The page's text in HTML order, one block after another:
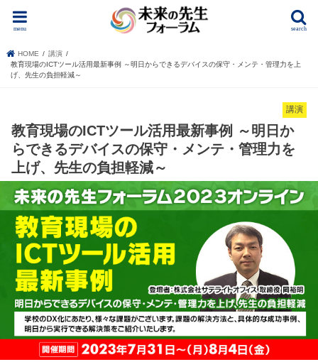
search
menu
HOME
講演
教育現場のICTツール活用最新事例 ～明日からできるデバイスの保守・メンテ・管理力を上
げ、先生の負担軽減～
講演
教育現場のICTツール活用最新事例 ～明日か
らできるデバイスの保守・メンテ・管理力を
上げ、先生の負担軽減～